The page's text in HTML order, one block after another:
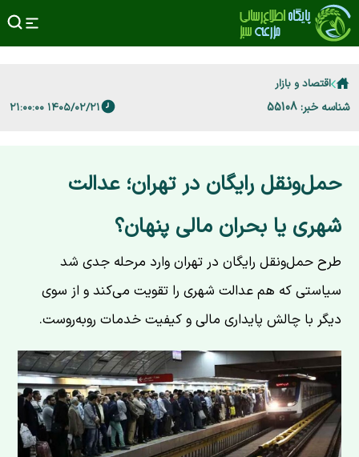
اقتصاد و بازار
شناسه خبر: 55108 ۱۴۰۵/۰۲/۲۱ ۲۱:۰۰:۰۰
حمل‌ونقل رایگان در تهران؛ عدالت
شهری یا بحران مالی پنهان؟
طرح حمل‌ونقل رایگان در تهران وارد مرحله جدی شد
سیاستی که هم عدالت شهری را تقویت می‌کند و از سوی
دیگر با چالش پایداری مالی و کیفیت خدمات روبه‌روست.